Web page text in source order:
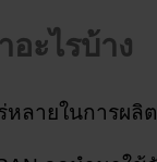
ะไรบ้าง
หลายในการผ